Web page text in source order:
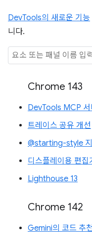
DevTools의 새로운 기능
니다.
Chrome 143
DevTools MCP 서
트레이스 공유 개선
@starting-style
디스플레이용 편
Lighthouse 13
Chrome 142
Gemini의 코드 추